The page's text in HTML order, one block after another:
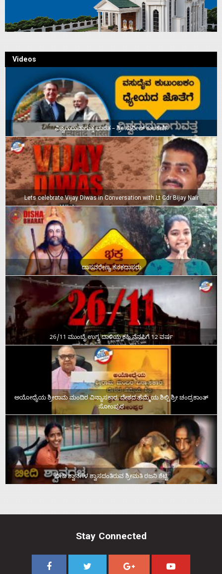
Videos
ವಿಶ್ವಗುರುವಾಗುತ್ತ ಭಾರತ – ಶ್ರೀ ಸುನೀಲ್‌ ಕುಲಕರ್ಣಿ
Lets celebrate Vijay Diwas in Conversation with Lt Cdr Bijay Nair
ದಾಸವರೇಣ್ಯ ಕನಕದಾಸರು
26/11 ಮುಂಬೈ ಉಗ್ರ ದಾಳಿಯ ಕಹಿ ನೆನಪಿಗೆ 12 ವರ್ಷ
ಅಯೋಧ್ಯೆಯ ಶ್ರೀರಾಮ ಮಂದಿರ ವಿನ್ಯಾಸಕಾರ, ದೇಶದ ಹೆಮ್ಮೆಯ ಶಿಲ್ಪಿ ಶ್ರೀ ಚಂದ್ರಕಾಂತ್‌
ಸೋಂಪುರ
ಬೀದಿ ಶ್ವಾನಗಳ ಶ್ವಾಸದಂತಿರುವ ಶ್ರೀಮತಿ ರಜನಿ ಶೆಟ್ಟಿ
Stay Connected